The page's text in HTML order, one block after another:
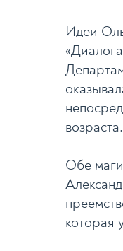
Идеи
возраста.
Обе
которая